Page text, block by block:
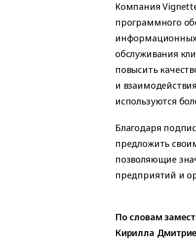
Компания
программного
информационных
обслуживания
повысить
и
используются
Благодаря
предложить
позволяющие
предприятий и
По словам
Кирилла